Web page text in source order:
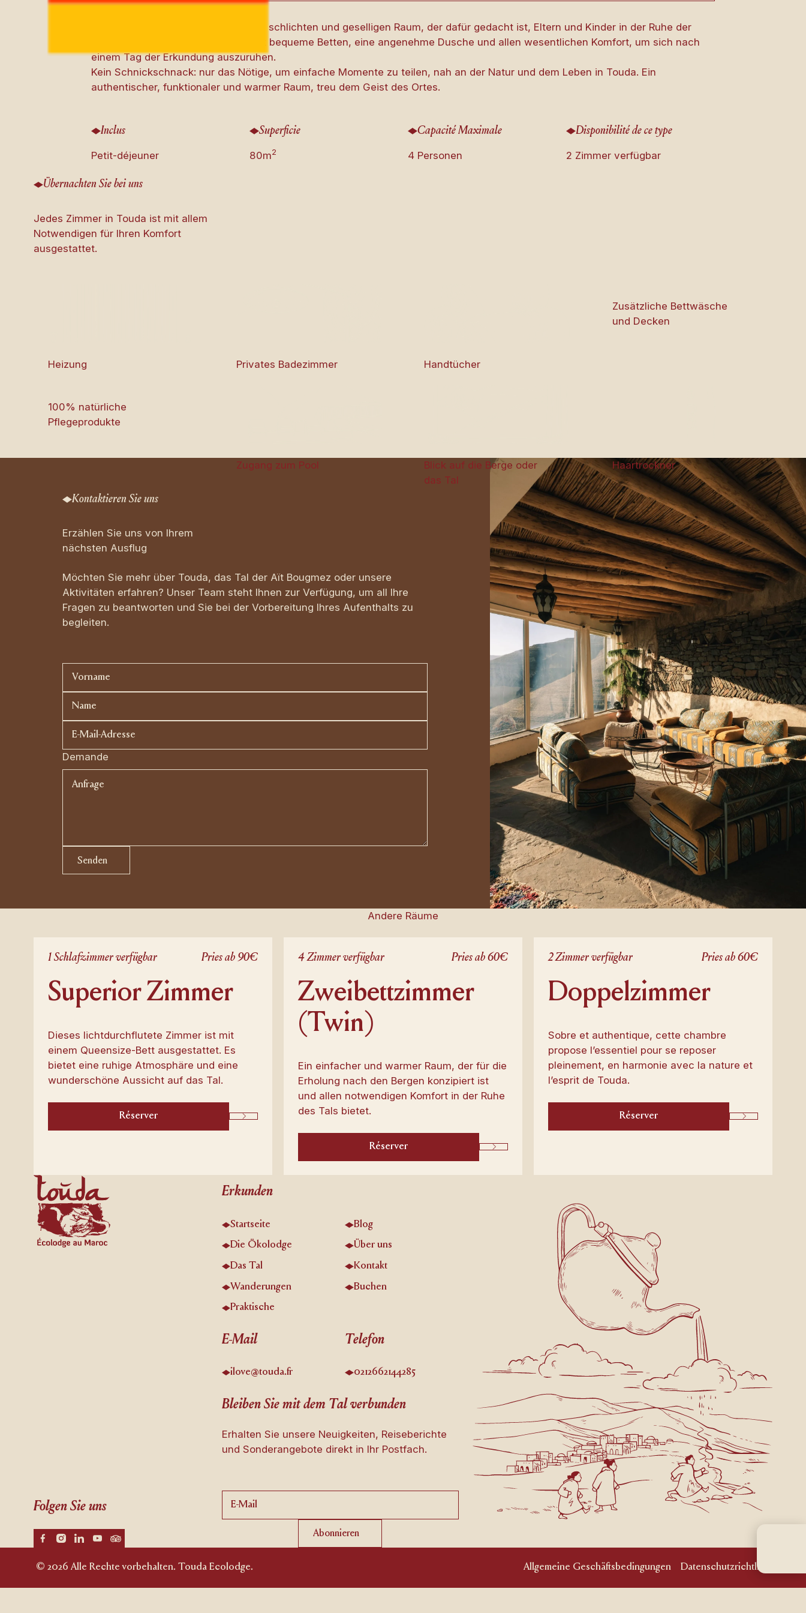
Unsere Familienzimmer bieten einen schlichten und geselligen Raum, der dafür gedacht ist, Eltern und Kinder in der Ruhe der
Berge zu empfangen. Sie finden dort bequeme Betten, eine angenehme Dusche und allen wesentlichen Komfort, um sich nach
einem Tag der Erkundung auszuruhen.
Kein Schnickschnack: nur das Nötige, um einfache Momente zu teilen, nah an der Natur und dem Leben in Touda. Ein
authentischer, funktionaler und warmer Raum, treu dem Geist des Ortes.
Inclus
Petit-déjeuner
Superficie
80m2
Capacité Maximale
4 Personen
Disponibilité de ce type
2 Zimmer verfügbar
Übernachten Sie bei uns
Jedes Zimmer in Touda ist mit allem
Notwendigen für Ihren Komfort
ausgestattet.
Heizung Privates Badezimmer Handtücher
Zusätzliche Bettwäsche
und Decken
100% natürliche
Pflegeprodukte
Zugang zum Pool
Blick auf die Berge oder
das Tal
Haartrockner
Kontaktieren Sie uns
Erzählen Sie uns von Ihrem
nächsten Ausflug
Möchten Sie mehr über Touda, das Tal der Aït Bougmez oder unsere
Aktivitäten erfahren? Unser Team steht Ihnen zur Verfügung, um all Ihre
Fragen zu beantworten und Sie bei der Vorbereitung Ihres Aufenthalts zu
begleiten.
Demande
Senden
Senden
zu prüfen?
Wir führen Sie durch jeden Schritt, um einen
entspannten Aufenthalt zu organisieren, der an Ihre
Wünsche und Ihren Rhythmus angepasst ist.
Jetzt buchen
Jetzt buchen
Andere Räume
1 Schlafzimmer verfügbar Pries ab 90€
Superior Zimmer
Dieses lichtdurchflutete Zimmer ist mit
einem Queensize-Bett ausgestattet. Es
bietet eine ruhige Atmosphäre und eine
wunderschöne Aussicht auf das Tal.
Réserver
4 Zimmer verfügbar Pries ab 60€
Zweibettzimmer
(Twin)
Ein einfacher und warmer Raum, der für die
Erholung nach den Bergen konzipiert ist
und allen notwendigen Komfort in der Ruhe
des Tals bietet.
Réserver
2 Zimmer verfügbar Pries ab 60€
Doppelzimmer
Sobre et authentique, cette chambre
propose l’essentiel pour se reposer
pleinement, en harmonie avec la nature et
l’esprit de Touda.
Réserver
Folgen Sie uns
Erkunden
Startseite
Die Ökolodge
Das Tal
Wanderungen
Praktische
Blog
Über uns
Kontakt
Buchen
E-Mail
ilove@touda.fr
Telefon
0212662144285
Bleiben Sie mit dem Tal verbunden
Erhalten Sie unsere Neuigkeiten, Reiseberichte
und Sonderangebote direkt in Ihr Postfach.
Abonnieren
© 2026 Alle Rechte vorbehalten. Touda Ecolodge. Allgemeine Geschäftsbedingungen Datenschutzrichtlinie